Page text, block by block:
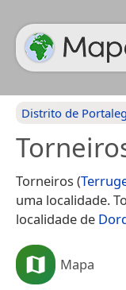
Distrito de
Torneiros (
uma localidade.
localidade de
Mapa